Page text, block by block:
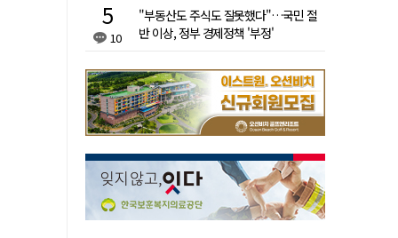
10
"부동산도 주식도 잘못했다"…국민 절
반 이상, 정부 경제정책 '부정'